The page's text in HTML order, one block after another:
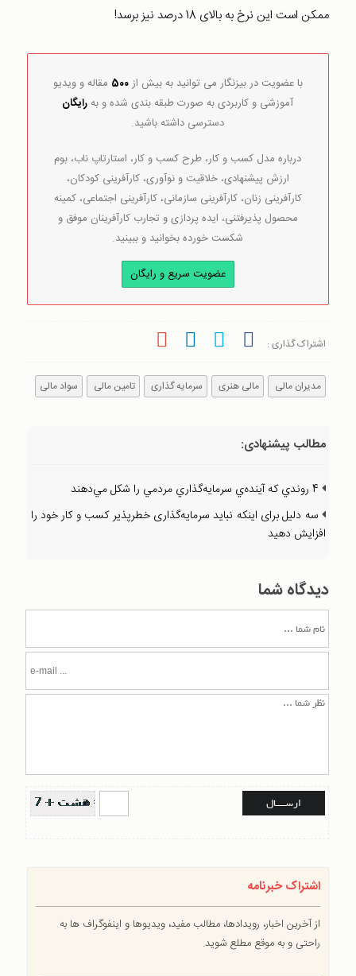
ممکن است این نرخ به بالای 18 درصد نیز برسد!
با عضویت در بیزنگار می توانید به بیش از500 مقاله و ویدیو
آموزشی و کاربردی به صورت طبقه بندی شده و بهرایگان
دسترسی داشته باشید.
درباره مدل کسب و کار، طرح کسب و کار، استارتاپ ناب، بوم
ارزش پیشنهادی، خلاقیت و نوآوری، کارآفرینی کودکان،
کارآفرینی زنان، کارآفرینی سازمانی، کارآفرینی اجتماعی، کمینه
محصول پذیرفتنی، ایده پردازی و تجارب کارآفرینان موفق و
شکست خورده بخوانید و ببینید.
عضویت سریع و رایگان
اشتراک گذاری :
مدیران مالی مالی هنری سرمایه گذاری تامین مالی سواد مالی
مطالب پیشنهادی:
4 روندي كه آينده‌ي سرمايه‌گذاري مردمي را شكل مي‌دهند
سه دليل برای اينكه نبايد سرمايه‌‌گذاری خطرپذير كسب و كار خود را
افزايش دهيد
دیدگاه شما
اشتراک خبرنامه
از آخرین اخبار، رویدادها، مطالب مفید، ویدیوها و اینفوگراف ها به
راحتی و به موقع مطلع شوید.